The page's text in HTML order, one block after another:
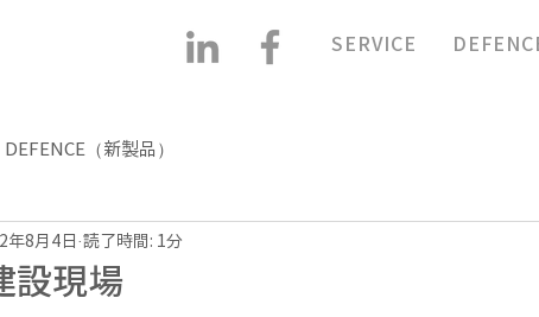
SERVICE
DEFENCE（新製品）
設現場
年8月4日 読了時間: 1分